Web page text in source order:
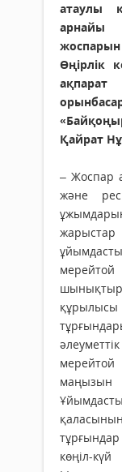
атаулы
арнайы
жоспарын
Өңірлік
ақпарат
Қайрат
– Жоспар
және
жарыстар
маңызын
көңіл-